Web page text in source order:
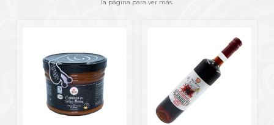
la página para ver más.